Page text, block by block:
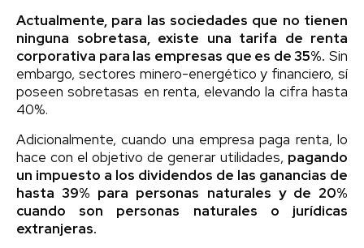
Actualmente, para las sociedades que no tienen
ninguna sobretasa, existe una tarifa de renta
corporativa para las empresas que es de 35%. Sin
embargo, sectores minero-energético y financiero, sí
poseen sobretasas en renta, elevando la cifra hasta
40%.
Adicionalmente, cuando una empresa paga renta, lo
hace con el objetivo de generar utilidades, pagando
un impuesto a los dividendos de las ganancias de
hasta 39% para personas naturales y de 20%
cuando son personas naturales o jurídicas
extranjeras.